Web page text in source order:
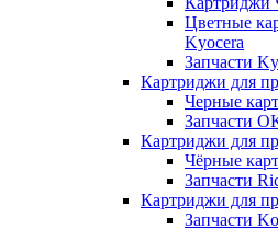
Цветные
Kyocera
Запчасти
Картриджи для
Черные
Запчасти
Картриджи для
Чёрные
Запчасти
Картриджи для
Запчасти